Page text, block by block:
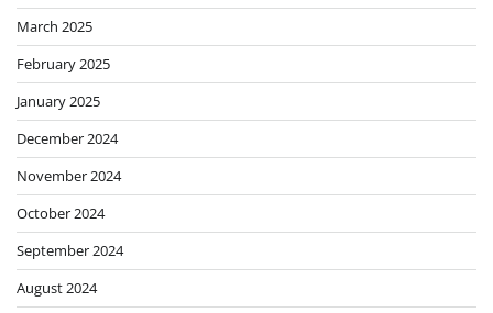
March 2025
February 2025
January 2025
December 2024
November 2024
October 2024
September 2024
August 2024